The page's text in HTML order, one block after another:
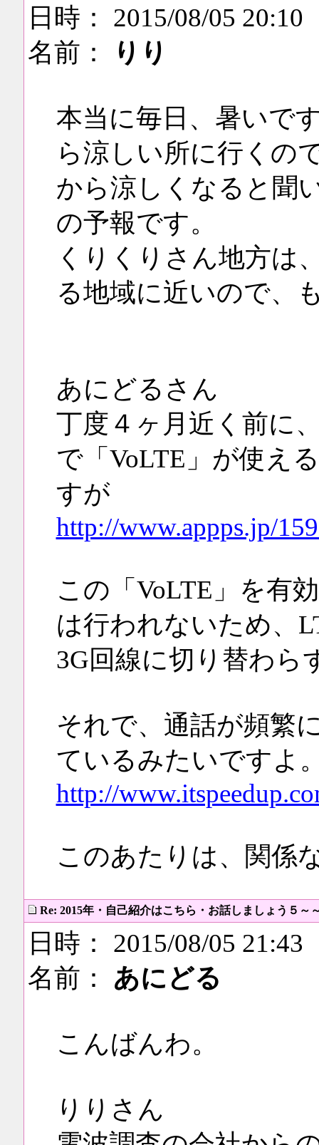
日時： 2015/08/05 20:10
名前：
りり
本当に毎日、暑いで
ら涼しい所に行くの
から涼しくなると聞
の予報です。
くりくりさん地方は
る地域に近いので、
あにどるさん
丁度４ヶ月近く前に
で「VoLTE」が使え
すが
http://www.appps.jp/
この「VoLTE」を有
は行われないため、
3G回線に切り替わ
それで、通話が頻繁
ているみたいですよ
http://
このあたりは、関係
Re: 2015年・自己紹介はこちら・お話しましょう５～
日時： 2015/08/05 21:43
名前： あにどる
こんばんわ。
りりさん